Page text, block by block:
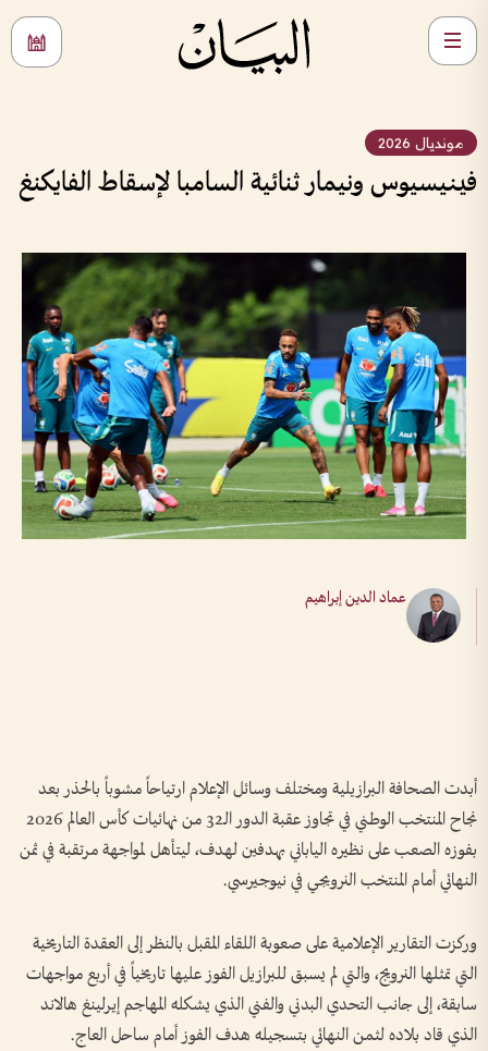
مونديال 2026
فينيسيوس ونيمار ثنائية السامبا لإسقاط الفايكنغ
عماد الدين إبراهيم
أبدت الصحافة البرازيلية ومختلف وسائل الإعلام ارتياحاً مشوباً بالحذر بعد
نجاح المنتخب الوطني في تجاوز عقبة الدور الـ32 من نهائيات كأس العالم 2026
بفوزه الصعب على نظيره الياباني بهدفين لهدف، ليتأهل لمواجهة مرتقبة في ثمن
النهائي أمام المنتخب النرويجي في نيوجيرسي.
وركزت التقارير الإعلامية على صعوبة اللقاء المقبل بالنظر إلى العقدة التاريخية
التي تمثلها النرويج، والتي لم يسبق للبرازيل الفوز عليها تاريخياً في أربع مواجهات
سابقة، إلى جانب التحدي البدني والفني الذي يشكله المهاجم إيرلينغ هالاند
الذي قاد بلاده لثمن النهائي بتسجيله هدف الفوز أمام ساحل العاج.